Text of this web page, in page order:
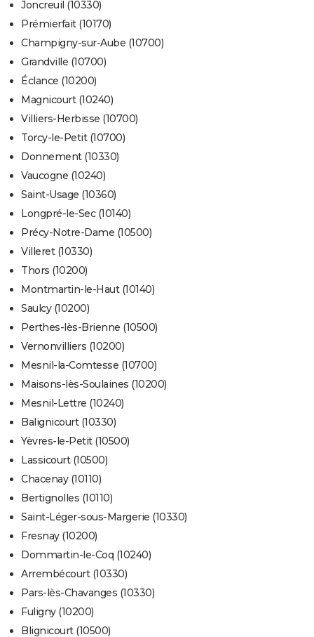
Joncreuil (10330)
Prémierfait (10170)
Champigny-sur-Aube (10700)
Grandville (10700)
Éclance (10200)
Magnicourt (10240)
Villiers-Herbisse (10700)
Torcy-le-Petit (10700)
Donnement (10330)
Vaucogne (10240)
Saint-Usage (10360)
Longpré-le-Sec (10140)
Précy-Notre-Dame (10500)
Villeret (10330)
Thors (10200)
Montmartin-le-Haut (10140)
Saulcy (10200)
Perthes-lès-Brienne (10500)
Vernonvilliers (10200)
Mesnil-la-Comtesse (10700)
Maisons-lès-Soulaines (10200)
Mesnil-Lettre (10240)
Balignicourt (10330)
Yèvres-le-Petit (10500)
Lassicourt (10500)
Chacenay (10110)
Bertignolles (10110)
Saint-Léger-sous-Margerie (10330)
Fresnay (10200)
Dommartin-le-Coq (10240)
Arrembécourt (10330)
Pars-lès-Chavanges (10330)
Fuligny (10200)
Blignicourt (10500)